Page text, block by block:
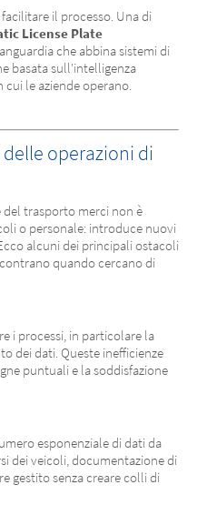
il processo. Una di
License Plate
che abbina sistemi di
basata sull'intelligenza
le aziende operano.
operazioni di
del trasporto merci non è
o personale: introduce nuovi
alcuni dei principali ostacoli
quando cercano di
i processi, in particolare la
dei dati. Queste inefficienze
puntuali e la soddisfazione
esponenziale di dati da
dei veicoli, documentazione di
gestito senza creare colli di